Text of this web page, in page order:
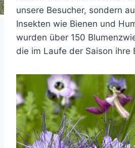
unsere Besucher, sondern
Insekten wie Bienen und
wurden über 150
die im Laufe der Saison ihre